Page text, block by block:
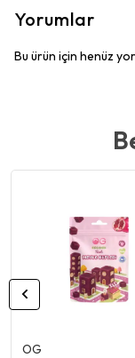
Yorumlar
Bu ürün için henüz
OG